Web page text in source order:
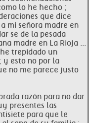
lo he hecho ;
que dice
mi señora madre en
se de la pesada
madre en La Rioja ...
trepidado un
y esto no por la
no me parece justo
razón para no dar
presentes las
para que le